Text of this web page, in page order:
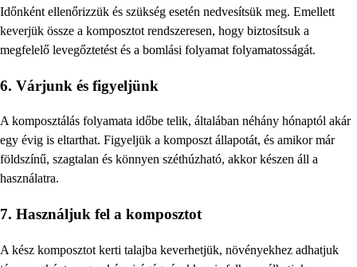
Időnként ellenőrizzük és szükség esetén nedvesítsük meg. Emellett
keverjük össze a komposztot rendszeresen, hogy biztosítsuk a
megfelelő levegőztetést és a bomlási folyamat folyamatosságát.
6. Várjunk és figyeljünk
A komposztálás folyamata időbe telik, általában néhány hónaptól akár
egy évig is eltarthat. Figyeljük a komposzt állapotát, és amikor már
földszínű, szagtalan és könnyen széthúzható, akkor készen áll a
használatra.
7. Használjuk fel a komposztot
A kész komposztot kerti talajba keverhetjük, növényekhez adhatjuk